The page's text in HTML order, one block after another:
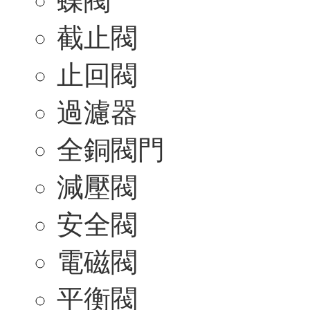
截止閥
止回閥
過濾器
全銅閥門
減壓閥
安全閥
電磁閥
平衡閥